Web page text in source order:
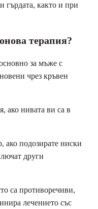
гърдата, както и при
терапия?
за мъже с
чрез кръвен
ако нивата ви са в
ако подозирате ниски
други
са противоречиви,
лечението със